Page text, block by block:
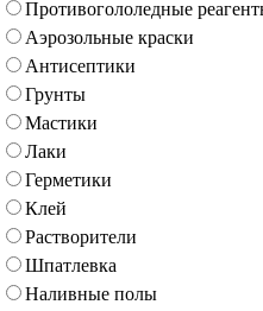
Противогололедные
Аэрозольные краски
Антисептики
Грунты
Мастики
Лаки
Герметики
Клей
Растворители
Шпатлевка
Наливные полы